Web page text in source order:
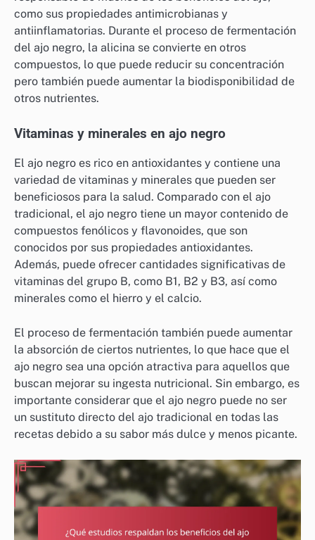
como sus propiedades antimicrobianas y
antiinflamatorias. Durante el proceso de fermentación
del ajo negro, la alicina se convierte en otros
compuestos, lo que puede reducir su concentración
pero también puede aumentar la biodisponibilidad de
otros nutrientes.
Vitaminas y minerales en ajo negro
El ajo negro es rico en antioxidantes y contiene una
variedad de vitaminas y minerales que pueden ser
beneficiosos para la salud. Comparado con el ajo
tradicional, el ajo negro tiene un mayor contenido de
compuestos fenólicos y flavonoides, que son
conocidos por sus propiedades antioxidantes.
Además, puede ofrecer cantidades significativas de
vitaminas del grupo B, como B1, B2 y B3, así como
minerales como el hierro y el calcio.
El proceso de fermentación también puede aumentar
la absorción de ciertos nutrientes, lo que hace que el
ajo negro sea una opción atractiva para aquellos que
buscan mejorar su ingesta nutricional. Sin embargo, es
importante considerar que el ajo negro puede no ser
un sustituto directo del ajo tradicional en todas las
recetas debido a su sabor más dulce y menos picante.